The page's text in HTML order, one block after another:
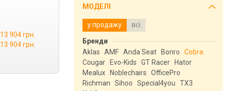
13 904 грн.
13 904 грн.
МОДЕЛІ
у продажу всі
Бренди
Aklas
AMF Anda Seat Bonro
Cobra
Cougar
Evo-Kids GT Racer
Hator
Mealux
Noblechairs
OfficePro
Richman
Sihoo Special4you
ТX3